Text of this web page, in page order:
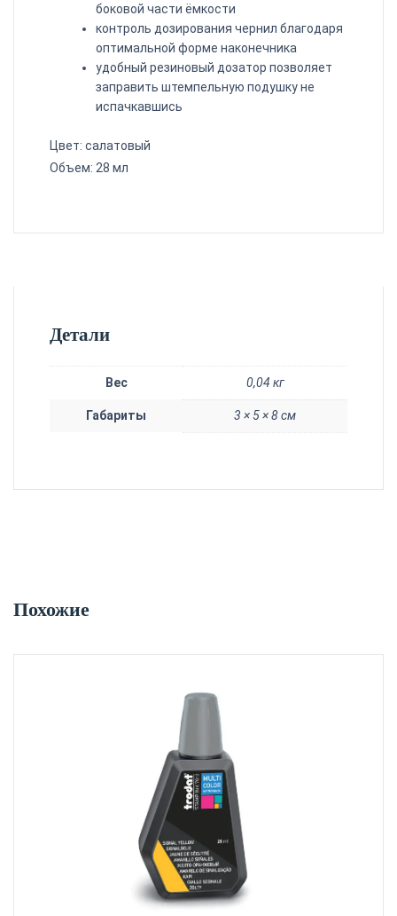
боковой части ёмкости
контроль дозирования чернил благодаря
оптимальной форме наконечника
удобный резиновый дозатор позволяет
заправить штемпельную подушку не
испачкавшись
Цвет: салатовый
Объем: 28 мл
Детали
Вес 0,04 кг
Габариты 3 × 5 × 8 см
Похожие